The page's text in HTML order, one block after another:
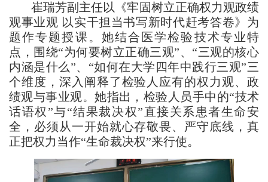
崔瑞芳副主任以《牢固树立正确权力观政绩
观事业观 以实干担当书写新时代赶考答卷》为
题作专题授课。她结合医学检验技术专业特
点，围绕“为何要树立正确三观”、“三观的核心
内涵是什么”、“如何在大学四年中践行三观”三
个维度，深入阐释了检验人应有的权力观、政
绩观与事业观。她指出，检验人员手中的“技术
话语权”与“结果裁决权”直接关系患者生命安
全，必须从一开始就心存敬畏、严守底线，真
正把权力当作“生命裁决权”来行使。